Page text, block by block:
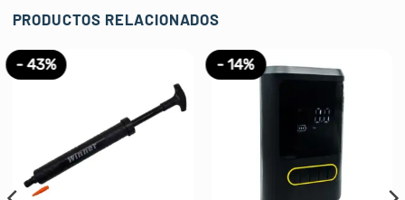
PRODUCTOS RELACIONADOS
- 43% - 14%